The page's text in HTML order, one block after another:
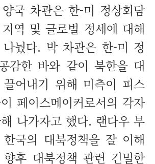
국 차관은 한-미 정상회담
역 및 글로벌 정세에 대해
눴다. 박 차관은 한-미 정
감한 바와 같이 북한을 대
어내기 위해 미측이 피스
페이스메이커로서의 각자
나가자고 했다. 랜다우 부
국의 대북정책을 잘 이해
후 대북정책 관련 긴밀한